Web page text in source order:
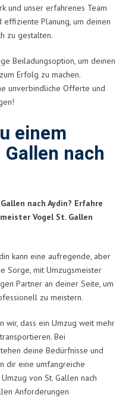
und unser erfahrenes Team
Planung, um deinen
zu gestalten.
Beiladungsoption, um deinen
Erfolg zu machen.
unverbindliche Offerte und
einem
nach
nach Aydin? Erfahre
Vogel St. Gallen
kann eine aufregende, aber
Sorge, mit Umzugsmeister
Partner an deiner Seite, um
zu meistern.
wir, dass ein Umzug weit mehr
Bei
deine Bedürfnisse und
dir eine umfangreiche
von St. Gallen nach
Anforderungen